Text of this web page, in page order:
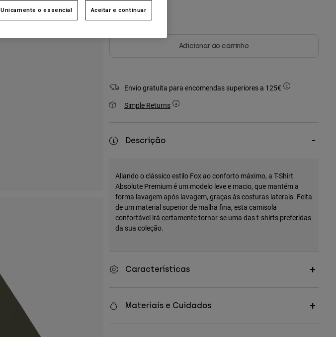
Adicionar ao carrinho
Envio gratuita para encomendas superiores a 125€
Simple Returns
Descrição
Aliando o clássico estilo Fox ao conforto máximo, a T-Shirt
Absolute Premium é um modelo leve e macio, que mantém a
forma lavagem após lavagem, graças às costuras laterais. Feita
de um material superior de malha fina, esta camisola
confortável irá certamente tornar-se uma das t-shirts preferidas
da sua coleção.
Características
Materiais e Cuidados
Unicamente o essencial Aceitar e continuar